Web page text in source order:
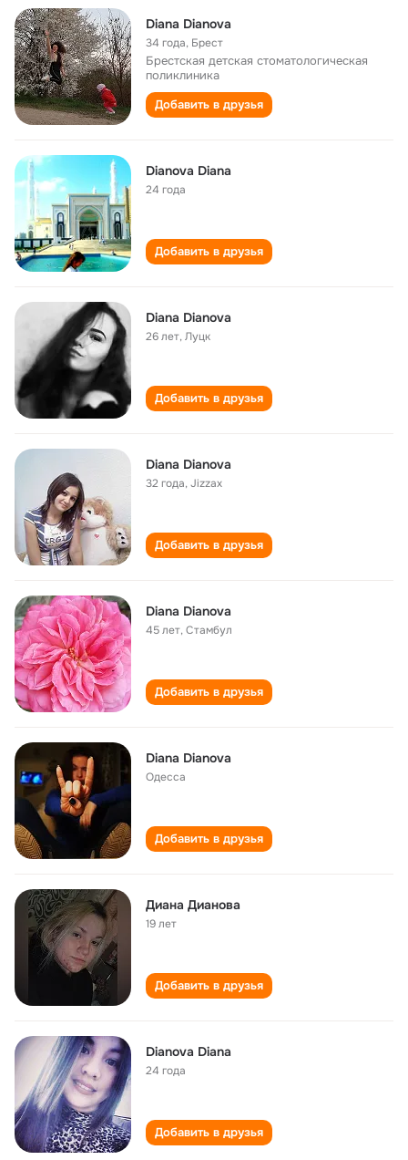
Diana Dianova
34 года, Брест
Брестская детская стоматологическая
поликлиника
Добавить в друзья
Dianova Diana
24 года
Добавить в друзья
Diana Dianova
26 лет,Луцк
Добавить в друзья
Diana Dianova
32 года,Jizzax
Добавить в друзья
Diana Dianova
45 лет,Стамбул
Добавить в друзья
Diana Dianova
Одесса
Добавить в друзья
Диана Дианова
19 лет
Добавить в друзья
Dianova Diana
24 года
Добавить в друзья